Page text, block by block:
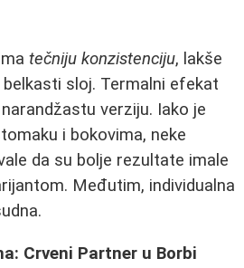
tečniju konzistenciju, lakše
sloj. Termalni efekat
verziju. Iako je
i bokovima, neke
da su bolje rezultate imale
Međutim, individualna
Crveni Partner u Borbi